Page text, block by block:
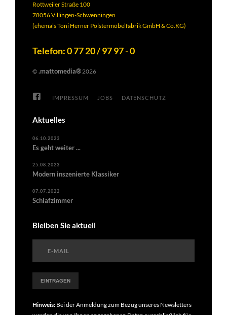
Rottweiler Straße 100
78056 Villingen-Schwenningen
(ehemals Toni Herner Polstermöbelfabrik GmbH & Co.KG)
Telefon: 0 77 20 / 97 97 - 0
© .mattomedia®2026
IMPRESSUM JOBS DATENSCHUTZ
Aktuelles
06.10.2023
Es geht weiter ...
25.08.2023
Modern inszenierte Klassiker
07.07.2022
Schlafzimmer
Bleiben Sie aktuell
Hinweis: Bei der Anmeldung zum Bezug unseres Newsletters